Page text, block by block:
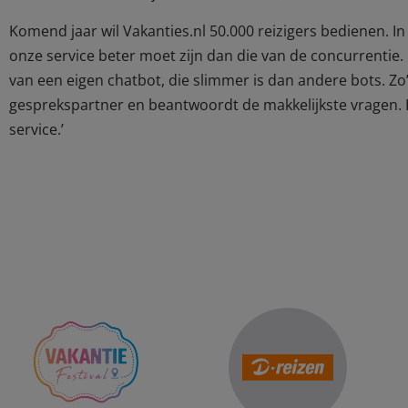
Komend jaar wil Vakanties.nl 50.000 reizigers bedienen.
onze service beter moet zijn dan die van de
van een eigen chatbot, die slimmer is dan andere bots.
gesprekspartner en beantwoordt de makkelijkste
service.’